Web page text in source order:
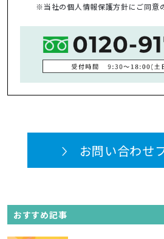
※当社の個人情報保護方針にご同意
お問い合わせ
おすすめ記事